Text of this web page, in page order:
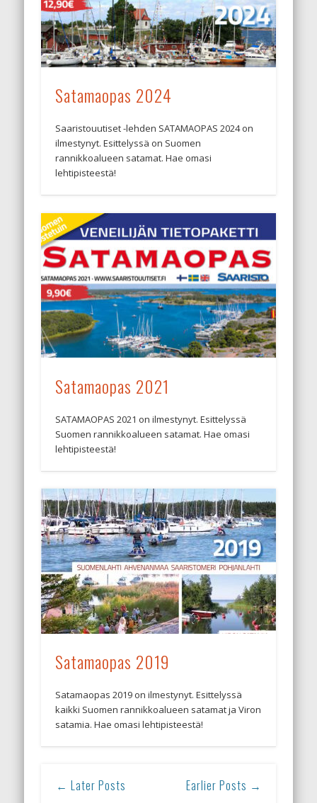
Satamaopas 2024
Saaristouutiset -lehden SATAMAOPAS 2024 on
ilmestynyt. Esittelyssä on Suomen
rannikkoalueen satamat. Hae omasi
lehtipisteestä!
Satamaopas 2021
SATAMAOPAS 2021 on ilmestynyt. Esittelyssä
Suomen rannikkoalueen satamat. Hae omasi
lehtipisteestä!
Satamaopas 2019
Satamaopas 2019 on ilmestynyt. Esittelyssä
kaikki Suomen rannikkoalueen satamat ja Viron
satamia. Hae omasi lehtipisteestä!
← Later Posts Earlier Posts →